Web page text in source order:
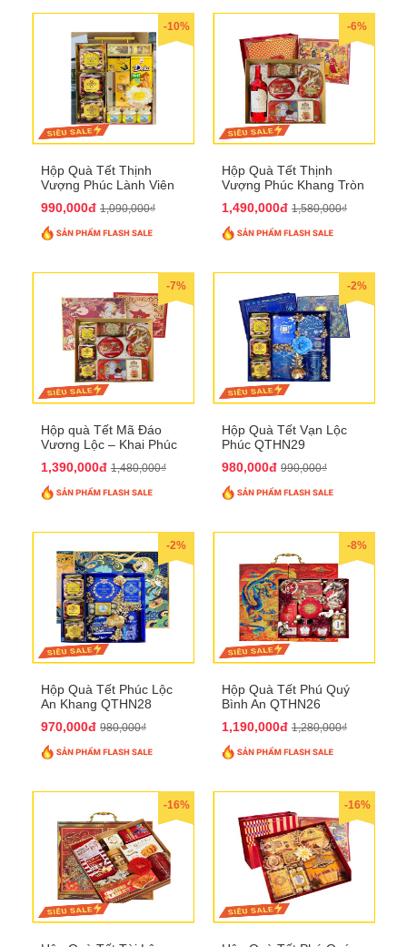
-10%
Hộp Quà Tết Thịnh
Vượng Phúc Lành Viên
990,000đ 1,090,000₫
-6%
Hộp Quà Tết Thịnh
Vượng Phúc Khang Tròn
1,490,000đ 1,580,000₫
-7%
Hộp quà Tết Mã Đáo
Vương Lộc – Khai Phúc
1,390,000đ 1,480,000₫
-2%
Hộp Quà Tết Vạn Lộc
Phúc QTHN29
980,000đ 990,000₫
-2%
Hộp Quà Tết Phúc Lộc
An Khang QTHN28
970,000đ 980,000₫
-8%
Hộp Quà Tết Phú Quý
Bình An QTHN26
1,190,000đ 1,280,000₫
-16% -16%